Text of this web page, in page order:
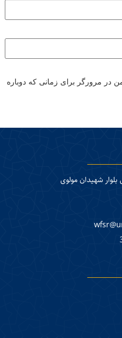
در مرورگر برای زمانی که دوباره
شهیدان مولوی